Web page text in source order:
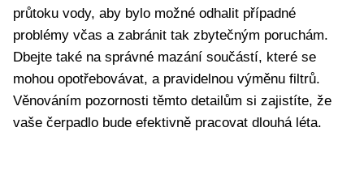
průtoku vody, aby bylo možné odhalit případné
problémy včas a zabránit tak zbytečným poruchám.
Dbejte také na správné mazání součástí, které se
mohou opotřebovávat, a pravidelnou výměnu filtrů.
Věnováním pozornosti těmto detailům si zajistíte, že
vaše čerpadlo bude efektivně pracovat dlouhá léta.